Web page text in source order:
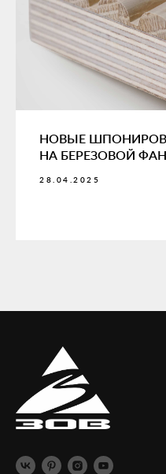
НОВЫЕ
НА БЕРЕЗОВОЙ
28.04.2025